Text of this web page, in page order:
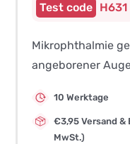
H631
Mikrophthalmie
angeborener
10 Werktage
€3,95 Versand
MwSt.)